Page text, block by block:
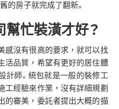
的房子就完成了翻新。
忙裝潢才好？
感沒有很高的要求，就可以找
活品質，希望有更好的居住體
計師。統包就是一般的裝修工
工經驗來作業，沒有詳細規劃
的審美，委託者提出大概的描